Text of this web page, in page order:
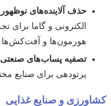
حذف آلاینده‌های
الکترونی و گاما برای
هورمون‌ها و آفت‌کش‌ها
تصفیه پساب‌های
پرتودهی برای صنایع
کشاورزی و صنایع غذایی